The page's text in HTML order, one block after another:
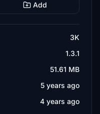
Add
3K
1.3.1
51.61 MB
5 years ago
4 years ago